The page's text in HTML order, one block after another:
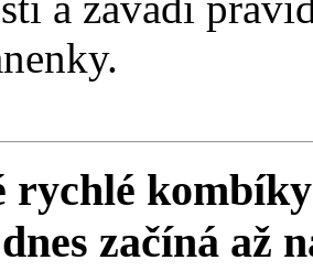
rychlé
začíná až